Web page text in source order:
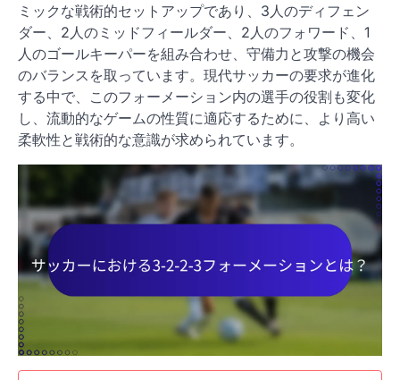
ミックな戦術的セットアップであり、3人のディフェン
ダー、2人のミッドフィールダー、2人のフォワード、1
人のゴールキーパーを組み合わせ、守備力と攻撃の機会
のバランスを取っています。現代サッカーの要求が進化
する中で、このフォーメーション内の選手の役割も変化
し、流動的なゲームの性質に適応するために、より高い
柔軟性と戦術的な意識が求められています。